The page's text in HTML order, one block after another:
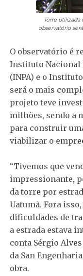
Torre utilizada
observatório
O observatório é
Instituto Nacional
(INPA) e o
será o mais
projeto teve
milhões, sendo a
para construir
viabilizar o
“Tivemos que
impressionante,
da torre por
Uatumã. Fora
dificuldades de
a estrada estava
conta Sérgio
da San
obra.